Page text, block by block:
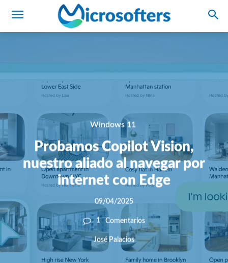
Windows 11
Probamos Copilot Vision,
nuestro aliado al navegar por
internet con Edge
09/04/2025
1 Comentarios
José Palacios